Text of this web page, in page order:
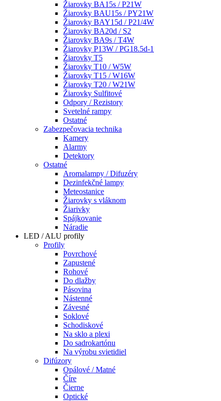
Žiarovky BA15s / P21W
Žiarovky BAU15s / PY21W
Žiarovky BAY15d / P21/4W
Žiarovky BA20d / S2
Žiarovky BA9s / T4W
Žiarovky P13W / PG18.5d-1
Žiarovky T5
Žiarovky T10 / W5W
Žiarovky T15 / W16W
Žiarovky T20 / W21W
Žiarovky Sulfitové
Odpory / Rezistory
Svetelné rampy
Ostatné
Zabezpečovacia technika
Kamery
Alarmy
Detektory
Ostatné
Aromalampy / Difuzéry
Dezinfekčné lampy
Meteostanice
Žiarovky s vláknom
Žiarivky
Spájkovanie
Náradie
LED / ALU profily
Profily
Povrchové
Zapustené
Rohové
Do dlažby
Pásovina
Nástenné
Závesné
Soklové
Schodiskové
Na sklo a plexi
Do sadrokartónu
Na výrobu svietidiel
Difúzory
Opálové / Matné
Číre
Čierne
Optické